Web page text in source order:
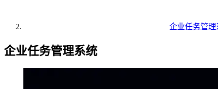
企业任务管理
企业任务管理系统